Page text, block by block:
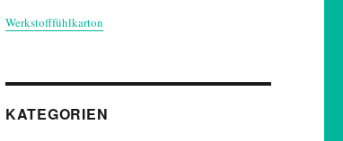
Werkstofffühlkarton
KATEGORIEN